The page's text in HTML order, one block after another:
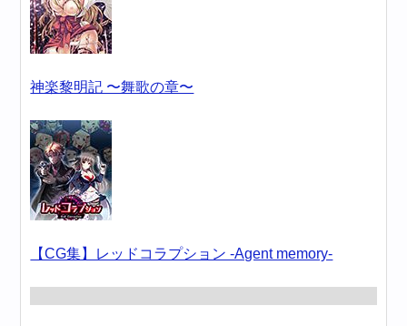
神楽黎明記 〜舞歌の章〜
【CG集】レッドコラプション -Agent memory-